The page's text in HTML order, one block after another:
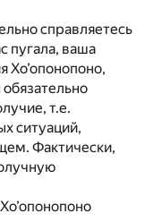
справляетесь
пугала, ваша
Хо’опонопоно,
т.е.
ситуаций,
Фактически,